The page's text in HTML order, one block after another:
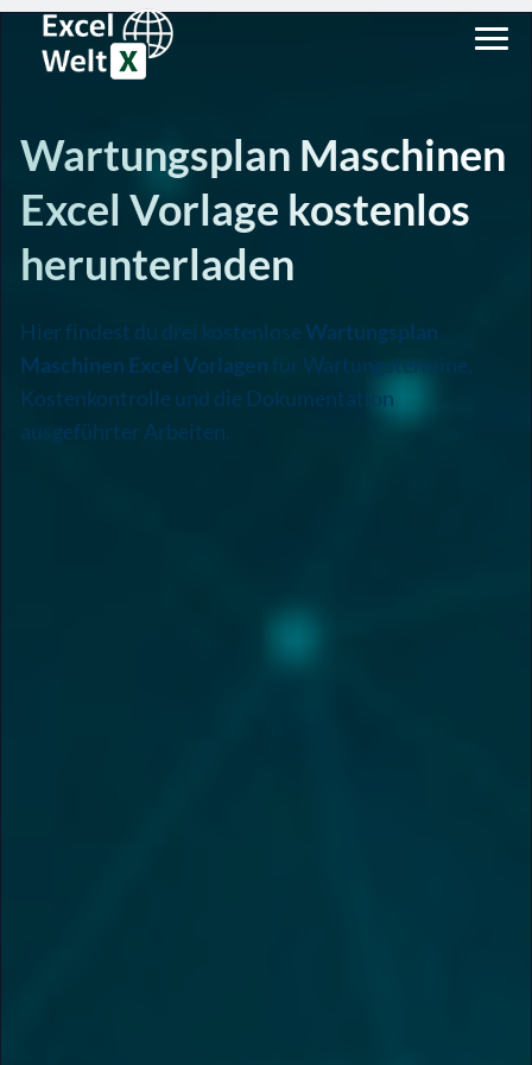
Wartungsplan Maschinen
Excel Vorlage kostenlos
herunterladen
Hier findest du drei kostenloseWartungsplan
Maschinen Excel Vorlagenfür Wartungstermine,
Kostenkontrolle und die Dokumentation
ausgeführter Arbeiten.